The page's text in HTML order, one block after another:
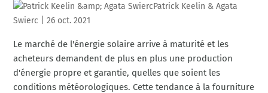
Patrick Keelin & Agata
Swierc |26 oct. 2021
Le marché de l'énergie solaire arrive à maturité et les
acheteurs demandent de plus en plus une production
d'énergie propre et garantie, quelles que soient les
conditions météorologiques. Cette tendance à la fourniture